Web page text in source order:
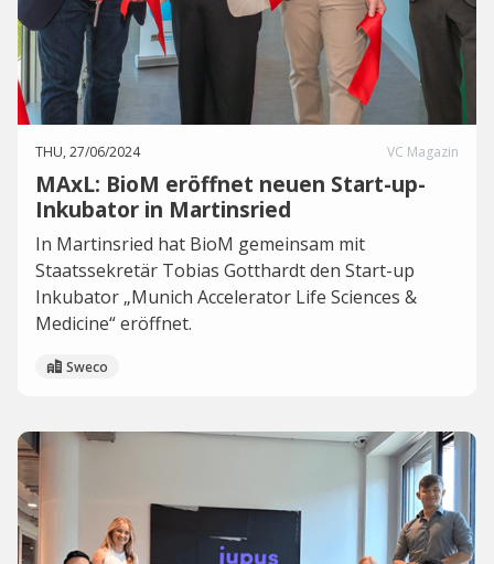
THU, 27/06/2024 VC Magazin
MAxL: BioM eröffnet neuen Start-up-
Inkubator in Martinsried
In Martinsried hat BioM gemeinsam mit
Staatssekretär Tobias Gotthardt den Start-up
Inkubator „Munich Accelerator Life Sciences &
Medicine“ eröffnet.
Sweco